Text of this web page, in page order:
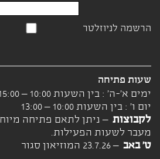
הרשמה לניוזלטר
שעות פתיחה
ימים א'-ה' : בין השעות 10:00 – 15:00
יום ו' : בין השעות 10:00 – 13:00
לקבוצות – ניתן לתאם פתיחה
מעבר לשעות הפעילות.
ט' באב– 23.7.26 המוזיאון סגור